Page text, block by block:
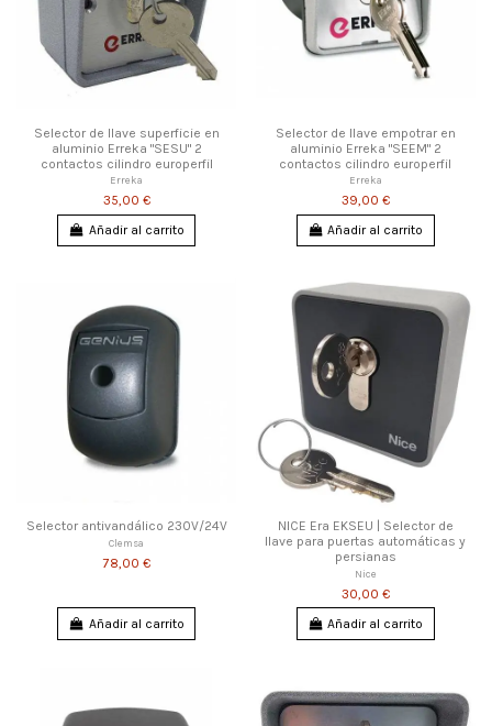
Selector de llave superficie en
aluminio Erreka "SESU" 2
contactos cilindro europerfil
Erreka
35,00 €
Añadir al carrito
Selector de llave empotrar en
aluminio Erreka "SEEM" 2
contactos cilindro europerfil
Erreka
39,00 €
Añadir al carrito
Selector antivandálico 230V/24V
Clemsa
78,00 €
Añadir al carrito
NICE Era EKSEU | Selector de
llave para puertas automáticas y
persianas
Nice
30,00 €
Añadir al carrito